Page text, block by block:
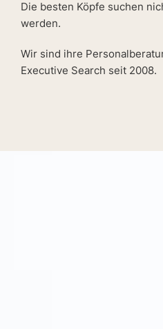
Die besten Köpfe suchen
werden.
Wir sind ihre
Executive Search seit 2008.